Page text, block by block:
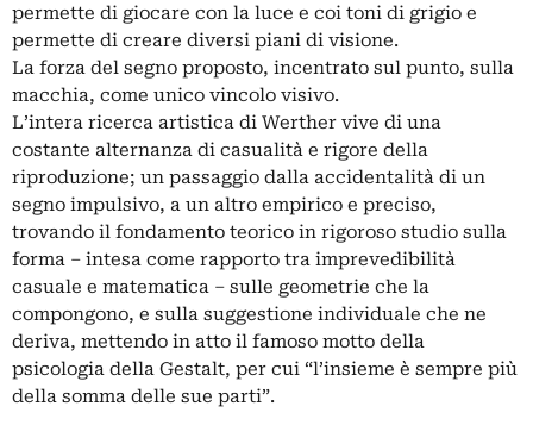
permette di giocare con la luce e coi toni di grigio e
permette di creare diversi piani di visione.
La forza del segno proposto, incentrato sul punto, sulla
macchia, come unico vincolo visivo.
L’intera ricerca artistica di Werther vive di una
costante alternanza di casualità e rigore della
riproduzione; un passaggio dalla accidentalità di un
segno impulsivo, a un altro empirico e preciso,
trovando il fondamento teorico in rigoroso studio sulla
forma – intesa come rapporto tra imprevedibilità
casuale e matematica – sulle geometrie che la
compongono, e sulla suggestione individuale che ne
deriva, mettendo in atto il famoso motto della
psicologia della Gestalt, per cui “l’insieme è sempre più
della somma delle sue parti”.